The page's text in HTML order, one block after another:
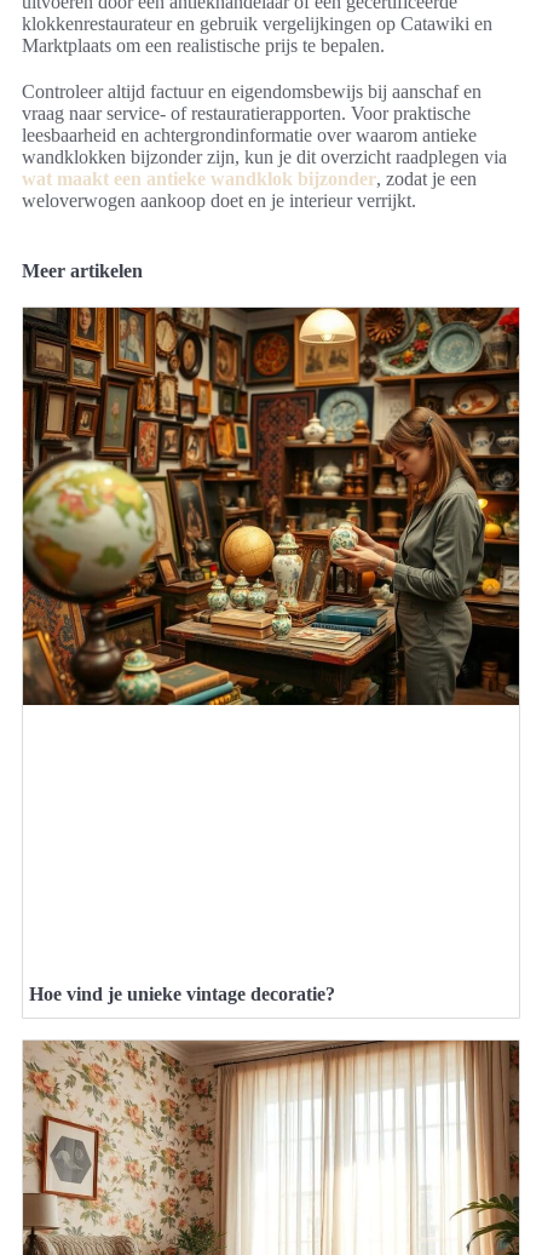
klokkenrestaurateur en gebruik vergelijkingen op Catawiki en
Marktplaats om een realistische prijs te bepalen.
Controleer altijd factuur en eigendomsbewijs bij aanschaf en
vraag naar service- of restauratierapporten. Voor praktische
leesbaarheid en achtergrondinformatie over waarom antieke
wandklokken bijzonder zijn, kun je dit overzicht raadplegen via
wat maakt een antieke wandklok bijzonder, zodat je een
weloverwogen aankoop doet en je interieur verrijkt.
Meer artikelen
Hoe vind je unieke vintage decoratie?